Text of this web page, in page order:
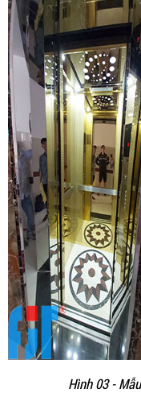
Hình 03 -